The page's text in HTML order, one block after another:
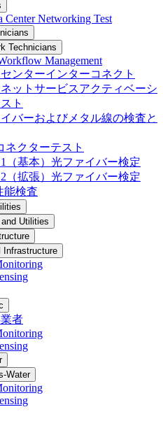
Center Networking Test
Technicians
Management
ンターインターコネクト
ットサービスアクティベーシ
ト
バーおよびメタル線の検査と
ネクターテスト
（基本）光ファイバー検定
（拡張）光ファイバー検定
能検査
Utilities
Infrastructure
者
Water